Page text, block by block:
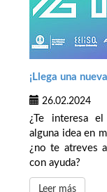
¡Llega una
26.02.2024
¿Te interesa
alguna idea en
¿no te atreves
con ayuda?
Leer más